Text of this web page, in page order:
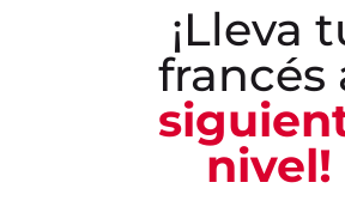
¡Lleva
francés
nivel!